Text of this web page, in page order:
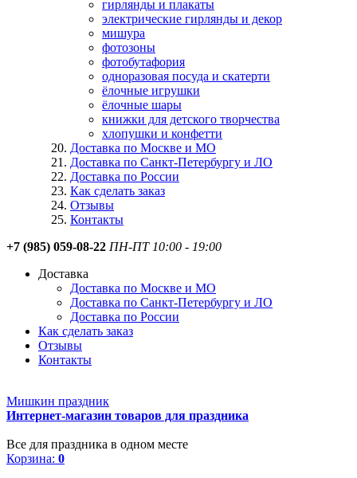
гирлянды и плакаты
электрические гирлянды и декор
мишура
фотозоны
фотобутафория
одноразовая посуда и скатерти
ёлочные игрушки
ёлочные шары
книжки для детского творчества
хлопушки и конфетти
Доставка по Москве и МО
Доставка по Санкт-Петербургу и ЛО
Доставка по России
Как сделать заказ
Отзывы
Контакты
+7 (985) 059-08-22 ПН-ПТ 10:00 - 19:00
Доставка
Доставка по Москве и МО
Доставка по Санкт-Петербургу и ЛО
Доставка по России
Как сделать заказ
Отзывы
Контакты
Мишкин праздник
Интернет-магазин товаров для праздника
Все для праздника в одном месте
Корзина: 0